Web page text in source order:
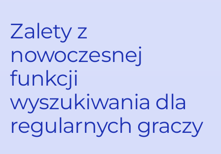
Zalety z
nowoczesnej
funkcji
wyszukiwania dla
regularnych graczy